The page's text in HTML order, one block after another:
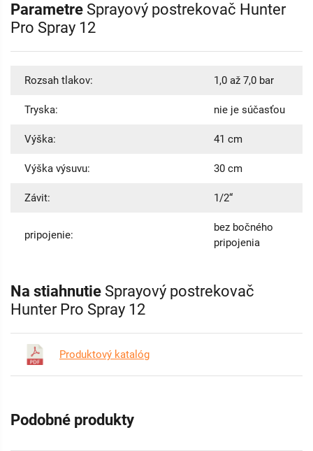
Parametre Sprayový postrekovač Hunter
Pro Spray 12
Rozsah tlakov: 1,0 až 7,0 bar
Tryska: nie je súčasťou
Výška: 41 cm
Výška výsuvu: 30 cm
Závit: 1/2“
pripojenie:
bez bočného
pripojenia
Na stiahnutie Sprayový postrekovač
Hunter Pro Spray 12
Produktový katalóg
Podobné produkty